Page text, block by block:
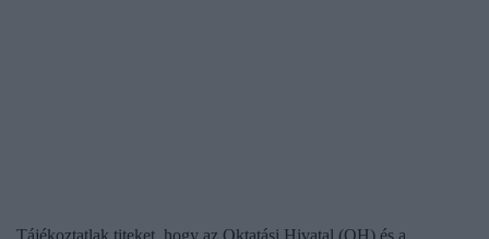
„Tájékoztatlak titeket, hogy az Oktatási Hivatal (OH) és a